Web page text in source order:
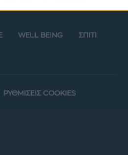
WELL BEING ΣΠΙΤΙ
ΡΥΘΜΙΣΕΙΣ COOKIES